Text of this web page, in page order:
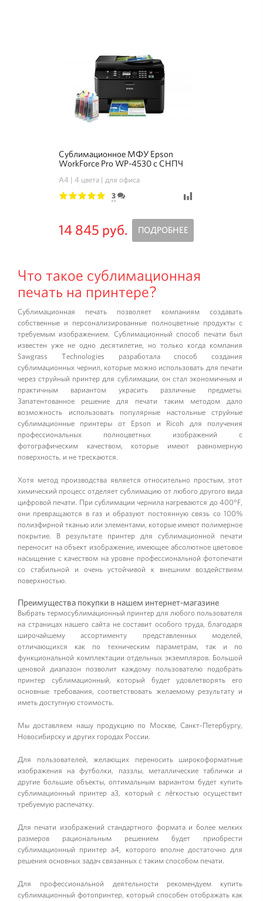
Сублимационное МФУ Epson
WorkForce Pro WP-4530 с СНПЧ
A4 4 цвета для офиса
3
14 845 руб. ПОДРОБНЕЕ
Что такое сублимационная
печать на принтере?
Сублимационная печать позволяет компаниям создавать
собственные и персонализированные полноцветные продукты с
требуемым изображением. Сублимационный способ печати был
известен уже не одно десятилетие, но только когда компания
Sawgrass Technologies разработала способ создания
сублимационных чернил, которые можно использовать для печати
через струйный принтер для сублимации, он стал экономичным и
практичным вариантом украсить различные предметы.
Запатентованное решение для печати таким методом дало
возможность использовать популярные настольные струйные
сублимационные принтеры от Epson и Ricoh для получения
профессиональных полноцветных изображений с
фотографическим качеством, которые имеют равномерную
поверхность, и не трескаются.
Хотя метод производства является относительно простым, этот
химический процесс отделяет сублимацию от любого другого вида
цифровой печати. При сублимации чернила нагреваются до 400°F,
они превращаются в газ и образуют постоянную связь со 100%
полиэфирной тканью или элементами, которые имеют полимерное
покрытие. В результате принтер для сублимационной печати
переносит на объект изображение, имеющее абсолютное цветовое
насыщение с качеством на уровне профессиональной фотопечати
со стабильной и очень устойчивой к внешним воздействиям
поверхностью.
Преимущества покупки в нашем интернет-магазине
Выбрать термосублимационный принтер для любого пользователя
на страницах нашего сайта не составит особого труда, благодаря
широчайшему ассортименту представленных моделей,
отличающихся как по техническим параметрам, так и по
функциональной комплектации отдельных экземпляров. Большой
ценовой диапазон позволит каждому пользователю подобрать
принтер сублимационный, который будет удовлетворять его
основные требования, соответствовать желаемому результату и
иметь доступную стоимость.
Мы доставляем нашу продукцию по Москве, Санкт-Петербургу,
Новосибирску и других городах России.
Для пользователей, желающих переносить широкоформатные
изображения на футболки, паззлы, металлические таблички и
другие большие объекты, оптимальным вариантом будет купить
сублимационный принтер а3, который с лёгкостью осуществит
требуемую распечатку.
Для печати изображений стандартного формата и более мелких
размеров рациональным решением будет приобрести
сублимационный принтер a4, которого вполне достаточно для
решения основных задач связанных с таким способом печати.
Для профессиональной деятельности рекомендуем купить
сублимационный фотопринтер, который способен отображать как